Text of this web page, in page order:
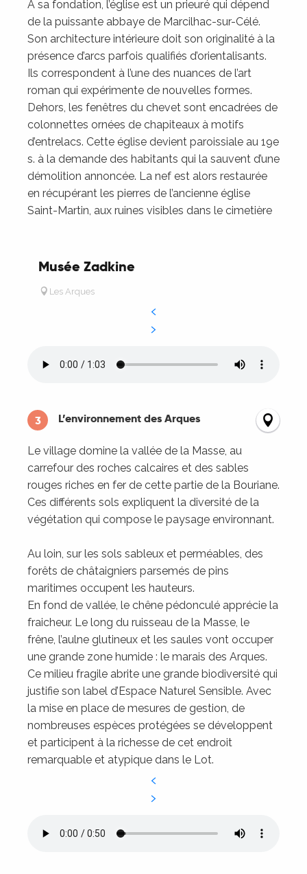
A sa fondation, l’église est un prieuré qui dépend
de la puissante abbaye de Marcilhac-sur-Célé.
Son architecture intérieure doit son originalité à la
présence d’arcs parfois qualifiés d’orientalisants.
Ils correspondent à l’une des nuances de l’art
roman qui expérimente de nouvelles formes.
Dehors, les fenêtres du chevet sont encadrées de
colonnettes ornées de chapiteaux à motifs
d’entrelacs. Cette église devient paroissiale au 19e
s. à la demande des habitants qui la sauvent d’une
démolition annoncée. La nef est alors restaurée
en récupérant les pierres de l’ancienne église
Saint-Martin, aux ruines visibles dans le cimetière
Musée Zadkine
Les Arques
3 L’environnement des Arques
Le village domine la vallée de la Masse, au
carrefour des roches calcaires et des sables
rouges riches en fer de cette partie de la Bouriane.
Ces différents sols expliquent la diversité de la
végétation qui compose le paysage environnant.
Au loin, sur les sols sableux et perméables, des
forêts de châtaigniers parsemés de pins
maritimes occupent les hauteurs.
En fond de vallée, le chêne pédonculé apprécie la
fraicheur. Le long du ruisseau de la Masse, le
frêne, l’aulne glutineux et les saules vont occuper
une grande zone humide : le marais des Arques.
Ce milieu fragile abrite une grande biodiversité qui
justifie son label d’Espace Naturel Sensible. Avec
la mise en place de mesures de gestion, de
nombreuses espèces protégées se développent
et participent à la richesse de cet endroit
remarquable et atypique dans le Lot.